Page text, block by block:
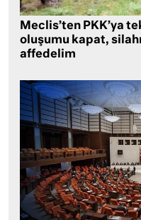
Meclis’ten PKK’ya
oluşumu kapat,
affedelim